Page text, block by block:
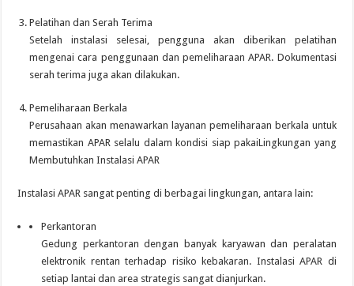
Pelatihan dan Serah Terima
Setelah instalasi selesai, pengguna akan diberikan pelatihan
mengenai cara penggunaan dan pemeliharaan APAR. Dokumentasi
serah terima juga akan dilakukan.
Pemeliharaan Berkala
Perusahaan akan menawarkan layanan pemeliharaan berkala untuk
memastikan APAR selalu dalam kondisi siap pakaiLingkungan yang
Membutuhkan Instalasi APAR
Instalasi APAR sangat penting di berbagai lingkungan, antara lain:
Perkantoran
Gedung perkantoran dengan banyak karyawan dan peralatan
elektronik rentan terhadap risiko kebakaran. Instalasi APAR di
setiap lantai dan area strategis sangat dianjurkan.